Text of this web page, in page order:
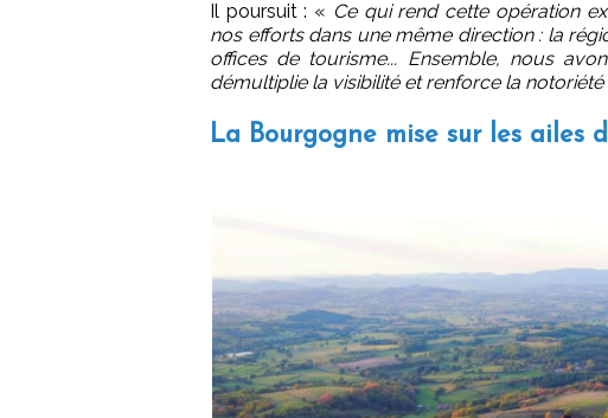
Il poursuit : « Ce qui rend cette opération
nos efforts dans une même direction : la
offices de tourisme... Ensemble, nous
démultiplie la visibilité et renforce la
La Bourgogne mise sur les ailes